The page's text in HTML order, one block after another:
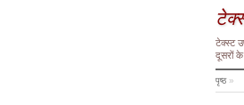
टेक्स्ट
दूसरों के
पृष्ठ »